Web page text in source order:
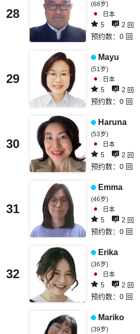
28
(68岁)
日本
5 2 回
预约数：0 回
29
Mayu
(51岁)
日本
5 2 回
预约数：0 回
30
Haruna
(53岁)
日本
5 2 回
预约数：0 回
31
Emma
(46岁)
日本
5 2 回
预约数：0 回
32
Erika
(36岁)
日本
5 2 回
预约数：0 回
Mariko
(39岁)